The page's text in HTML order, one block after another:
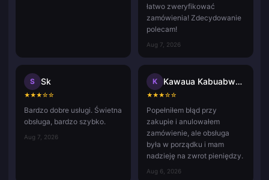
łatwo zweryfikować
zamówienia! Zdecydowanie
polecam!
Aug 7, 2026
S Sk
★★★☆☆
Bardzo dobre usługi. Świetna
obsługa, bardzo szybko.
Aug 7, 2026
K Kawaua Kabuabwai Taatua
★★★☆☆
Popełniłem błąd przy
zakupie i anulowałem
zamówienie, ale obsługa
była w porządku i mam
nadzieję na zwrot pieniędzy.
Aug 6, 2026